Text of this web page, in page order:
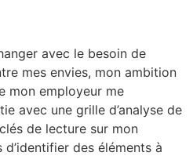
avec le besoin de
mes envies, mon ambition
mon employeur me
avec une grille d’analyse de
de lecture sur mon
des éléments à